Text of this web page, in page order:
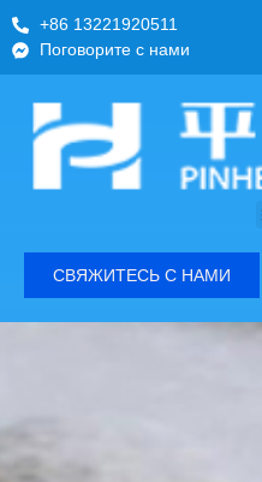
+86 13221920511
Поговорите с нами
СВЯЖИТЕСЬ С НАМИ